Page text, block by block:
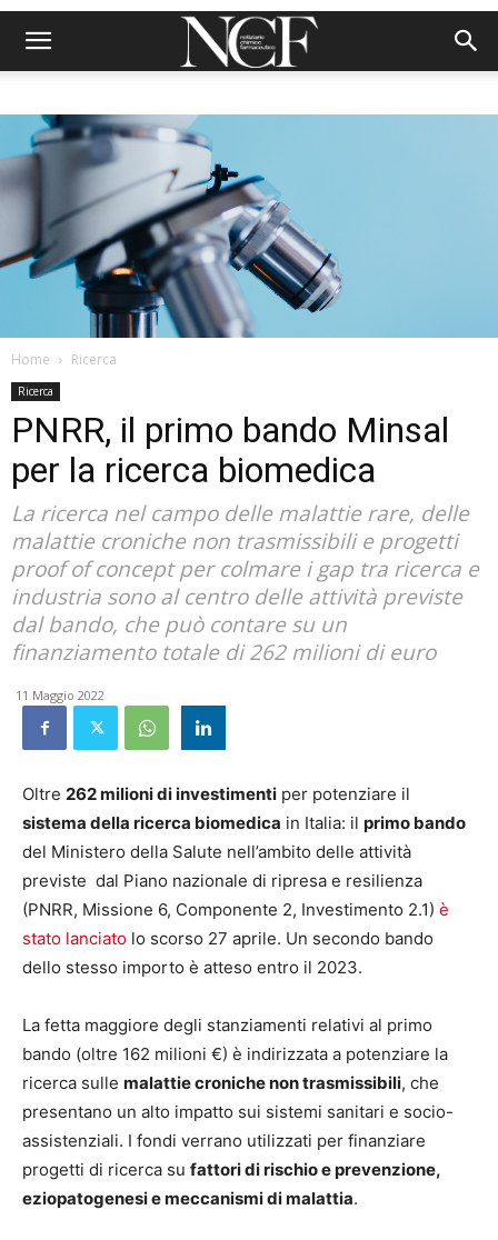
Home Ricerca
Ricerca
PNRR, il primo bando Minsal
per la ricerca biomedica
La ricerca nel campo delle malattie rare, delle
malattie croniche non trasmissibili e progetti
proof of concept per colmare i gap tra ricerca e
industria sono al centro delle attività previste
dal bando, che può contare su un
finanziamento totale di 262 milioni di euro
11 Maggio 2022
Oltre 262 milioni di investimenti per potenziare il
sistema della ricerca biomedica in Italia: il primo bando
del Ministero della Salute nell’ambito delle attività
previste dal Piano nazionale di ripresa e resilienza
(PNRR, Missione 6, Componente 2, Investimento 2.1) è
stato lanciato lo scorso 27 aprile. Un secondo bando
dello stesso importo è atteso entro il 2023.
La fetta maggiore degli stanziamenti relativi al primo
bando (oltre 162 milioni €) è indirizzata a potenziare la
ricerca sulle malattie croniche non trasmissibili, che
presentano un alto impatto sui sistemi sanitari e socio-
assistenziali. I fondi verrano utilizzati per finanziare
progetti di ricerca su fattori di rischio e prevenzione,
eziopatogenesi e meccanismi di malattia.